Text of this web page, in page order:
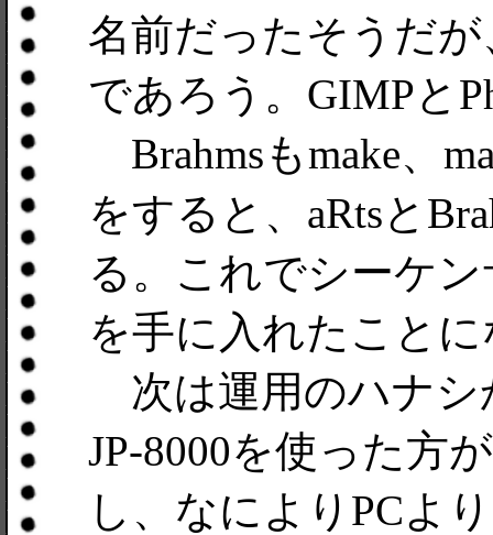
名前だったそうだ
であろう。GIMPと
Brahmsもmake、
をすると、aRtsと
る。これでシーケ
を手に入れたこと
次は運用のハナシ
JP-8000を使った方
し、なによりPCよ